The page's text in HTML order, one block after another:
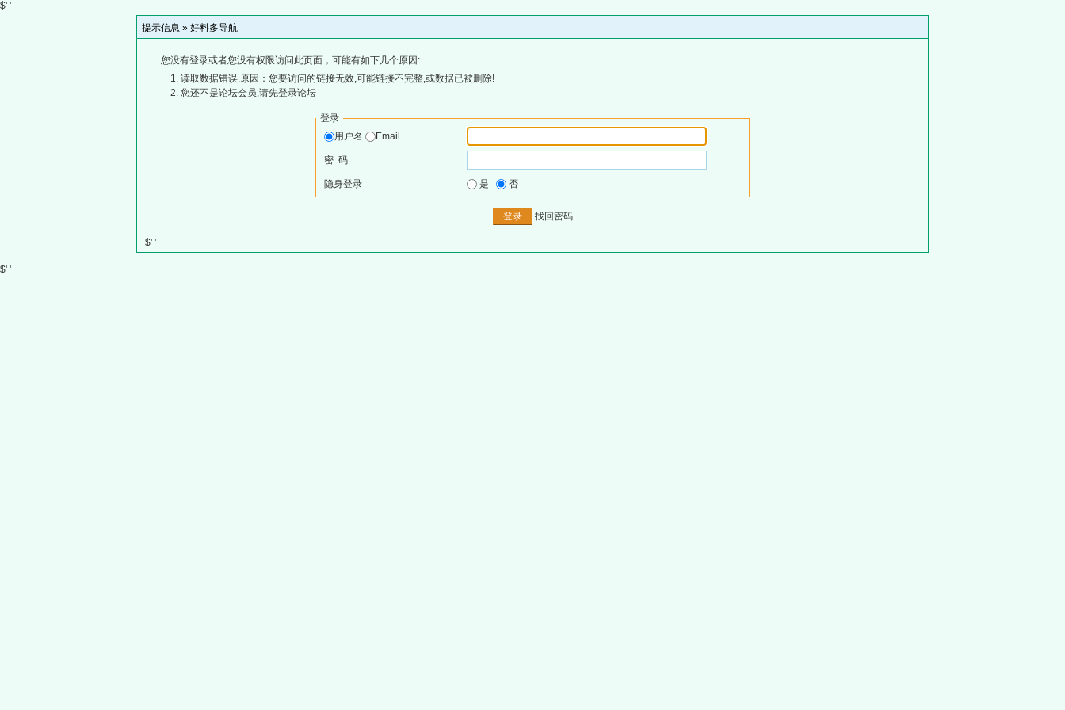
$' '
提示信息 » 好料多导航
您没有登录或者您没有权限访问此页面，可能有如下几个原因:
读取数据错误,原因：您要访问的链接无效,可能链接不完整,或数据已被删除!
您还不是论坛会员,请先登录论坛
登录
用户名
Email
密 码
隐身登录 是 否
找回密码
$' '
$' '